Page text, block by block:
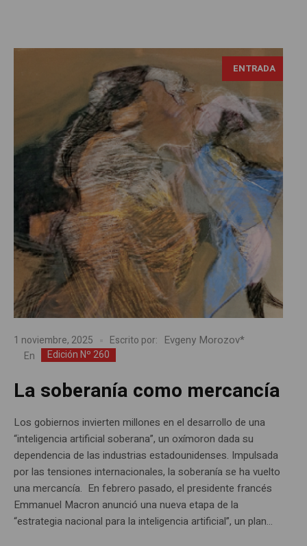
ENTRADA
1 noviembre, 2025 Escrito por: Evgeny Morozov*
En Edición Nº 260
La soberanía como mercancía
Los gobiernos invierten millones en el desarrollo de una
“inteligencia artificial soberana”, un oxímoron dada su
dependencia de las industrias estadounidenses. Impulsada
por las tensiones internacionales, la soberanía se ha vuelto
una mercancía. En febrero pasado, el presidente francés
Emmanuel Macron anunció una nueva etapa de la
“estrategia nacional para la inteligencia artificial”, un plan...